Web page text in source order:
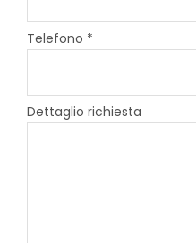
Telefono *
Dettaglio richiesta